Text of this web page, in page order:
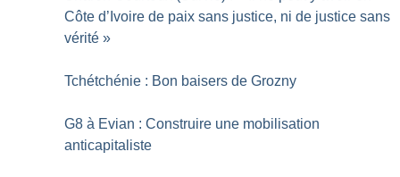
Côte d’Ivoire de paix sans justice, ni de justice sans
vérité »
Tchétchénie : Bon baisers de Grozny
G8 à Evian : Construire une mobilisation
anticapitaliste